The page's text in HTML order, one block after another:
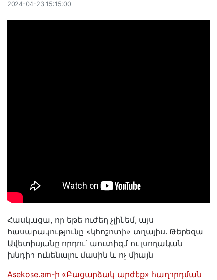
2024-04-23 15:15:00
Հասկացա, որ եթե ուժեղ չլինեմ, այս
հասարակությունը «կհոշոտի» տղայիս. Թերեզա
Ավետիսյանը որդու՝ աուտիզմ ու լսողական
խնդիր ունենալու մասին և ոչ միայն
Asekose.am-ի «Բացարձակ արժեք» հաղորդման